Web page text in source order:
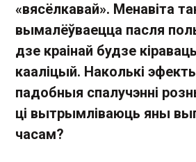
«вясёлкавай». Менавіта
вымалёўваецца пасля
дзе краінай будзе
кааліцый. Наколькі
падобныя спалучэнні
ці вытрымліваюць яны
часам?